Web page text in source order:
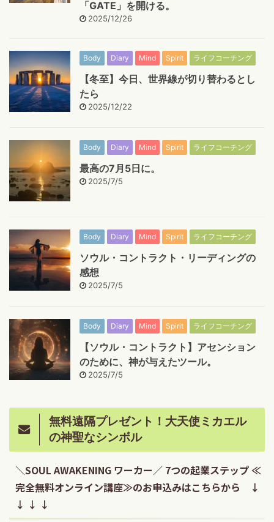
「GATE」を開ける。
2025/12/26
Body Diary Mind Spirit ライフコーチング
【冬至】今日、世界線が切り替わるとし
たら
2025/12/22
Body Diary Mind Spirit ライフコーチング
最高の7月5日に。
2025/7/5
Body Diary Mind Spirit ライフコーチング
ソウル・コントラクト・リーディングの
感想
2025/7/5
Body Diary Mind Spirit ライフコーチング
【ソウル・コントラクト】アセンション
のために、神が与えたツール。
2025/7/5
無料遠隔プレゼント！大天使ミカエル
の神聖なシンボル
＼SOUL AWAKENING ワーカー／ 7つの起業ステップ ≪
完全無料オンライン講座≫のお申込みはこちらから ↓
↓ ↓ ↓